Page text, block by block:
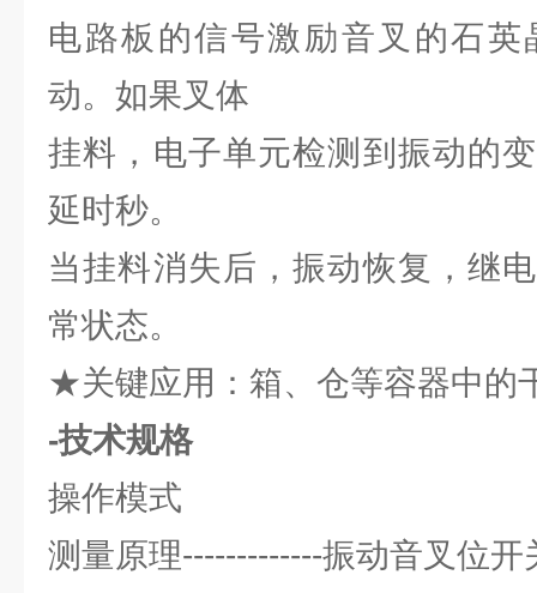
电路板的信号激励音叉的石
动。如果叉体
挂料，电子单元检测到振动的
延时秒。
当挂料消失后，振动恢复，继
常状态。
★关键应用：箱、仓等容器中的
-技术规格
操作模式
测量原理-------------振动音叉位开